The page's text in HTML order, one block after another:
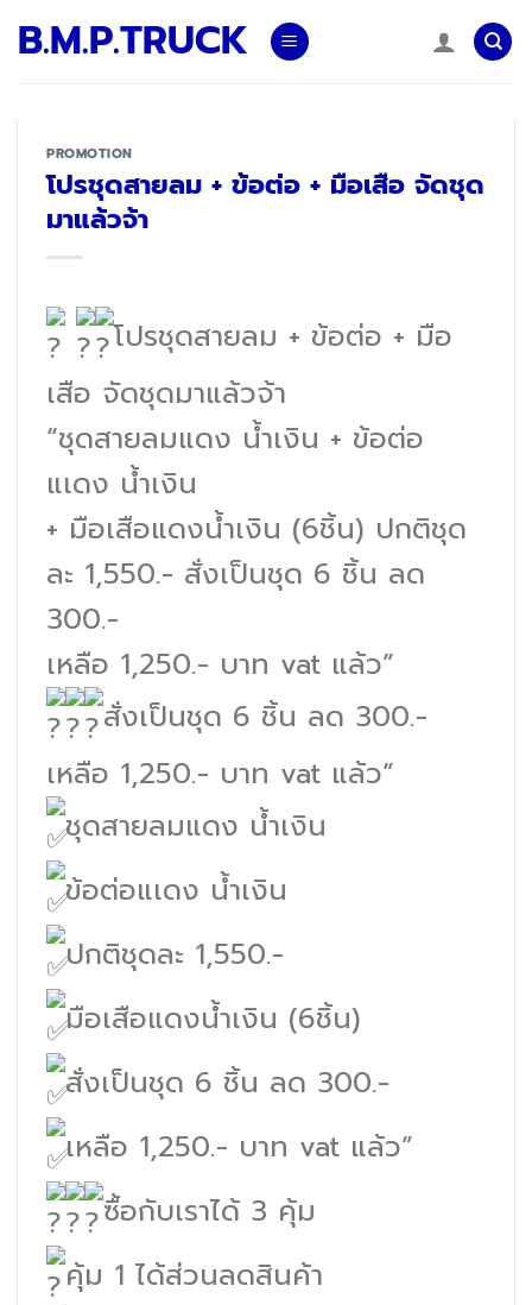
B.M.P.TRUCK
PROMOTION
โปรชุดสายลม + ข้อต่อ + มือเสือ จัดชุด
มาแล้วจ้า
โปรชุดสายลม + ข้อต่อ + มือ
เสือ จัดชุดมาแล้วจ้า
“ชุดสายลมแดง น้ำเงิน + ข้อต่อ
แเดง น้ำเงิน
+ มือเสือแดงน้ำเงิน (6ชิ้น) ปกติชุด
ละ 1,550.- สั่งเป็นชุด 6 ชิ้น ลด
300.-
เหลือ 1,250.- บาท vat แล้ว”
สั่งเป็นชุด 6 ชิ้น ลด 300.-
เหลือ 1,250.- บาท vat แล้ว”
ชุดสายลมแดง น้ำเงิน
ข้อต่อแเดง น้ำเงิน
ปกติชุดละ 1,550.-
มือเสือแดงน้ำเงิน (6ชิ้น)
สั่งเป็นชุด 6 ชิ้น ลด 300.-
เหลือ 1,250.- บาท vat แล้ว”
ซื้อกับเราได้ 3 คุ้ม
คุ้ม 1 ได้ส่วนลดสินค้า